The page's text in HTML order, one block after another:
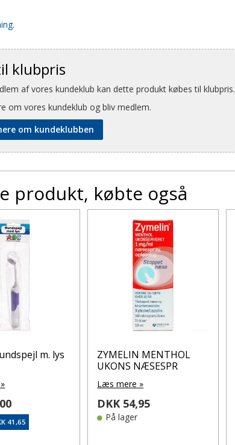
klubpris
af vores kundeklub kan dette produkt købes til klubpris.
om vores kundeklub og bliv medlem.
om kundeklubben
produkt, købte også
m. lys
41,65
ZYMELIN MENTHOL
UKONS NÆSESPR
Læs mere »
DKK 54,95
På lager